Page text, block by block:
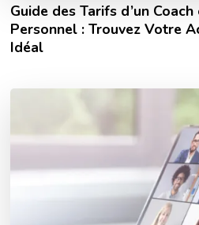
Guide des Tarifs d’un
Personnel : Trouvez Votre
Idéal